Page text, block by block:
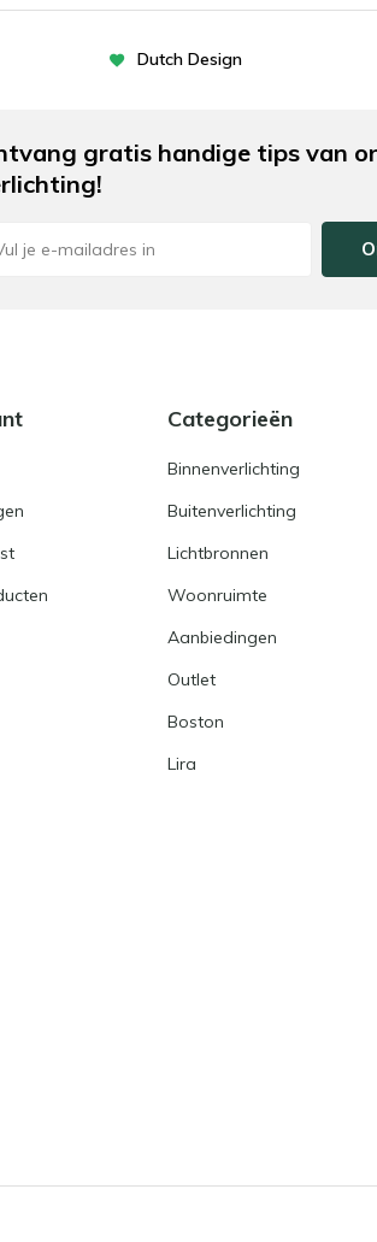
Dutch Design
gratis handige tips van
Categorieën
Binnenverlichting
Buitenverlichting
Lichtbronnen
Woonruimte
Aanbiedingen
Outlet
Boston
Lira